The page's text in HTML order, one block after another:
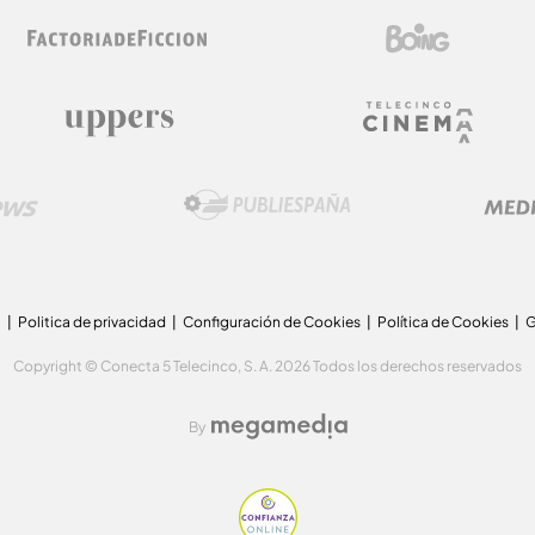
Politica de privacidad Configuración de Cookies Política de Cookies
Copyright © Conecta 5 Telecinco, S. A. 2026 Todos los derechos reservados
By